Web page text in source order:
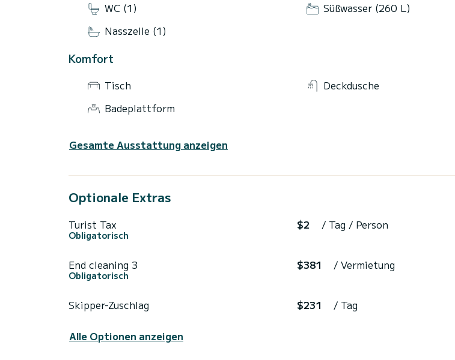
WC (1)
Süßwasser (260 L)
Nasszelle (1)
Komfort
Tisch
Deckdusche
Badeplattform
Gesamte Ausstattung anzeigen
Optionale Extras
Turist Tax
Obligatorisch
$2 / Tag / Person
End cleaning 3
Obligatorisch
$381 / Vermietung
Skipper-Zuschlag $231 / Tag
Alle Optionen anzeigen